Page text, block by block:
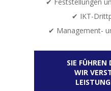
✔ IKT-
✔ Management-
SIE
WIR